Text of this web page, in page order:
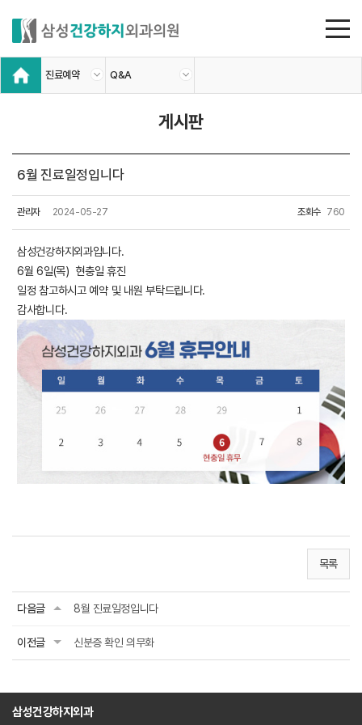
진료예약 Q&A
게시판
6월 진료일정입니다
관리자 2024-05-27 조회수 760
삼성건강하지외과입니다.
6월 6일(목) 현충일 휴진
일정 참고하시고 예약 및 내원 부탁드립니다.
감사합니다.
목록
다음글 8월 진료일정입니다
이전글 신분증 확인 의무화
삼성건강하지외과